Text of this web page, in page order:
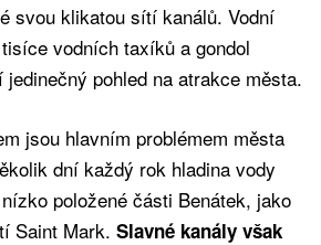
svou klikatou sítí kanálů. Vodní
vodních taxíků a gondol
pohled na atrakce města.
jsou hlavním problémem města
dní každý rok hladina vody
položené části Benátek, jako
Saint Mark. Slavné kanály však